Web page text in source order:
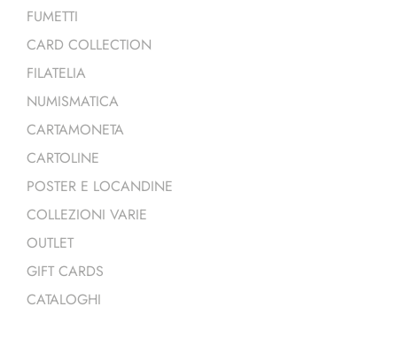
FUMETTI
CARD COLLECTION
FILATELIA
NUMISMATICA
CARTAMONETA
CARTOLINE
POSTER E LOCANDINE
COLLEZIONI VARIE
OUTLET
GIFT CARDS
CATALOGHI